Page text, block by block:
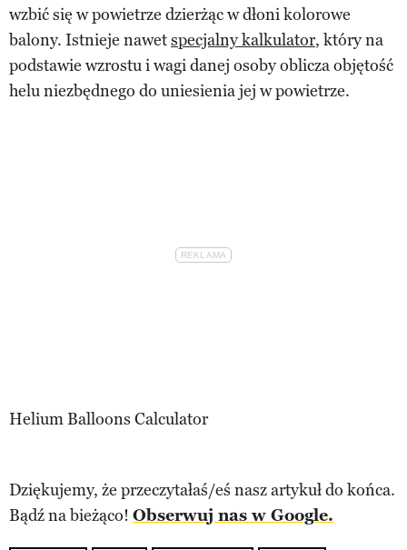
wzbić się w powietrze dzierżąc w dłoni kolorowe
balony. Istnieje nawetspecjalny kalkulator, który na
podstawie wzrostu i wagi danej osoby oblicza objętość
helu niezbędnego do uniesienia jej w powietrze.
Helium Balloons Calculator
Dziękujemy, że przeczytałaś/eś nasz artykuł do końca.
Bądź na bieżąco! Obserwuj nas w Google.